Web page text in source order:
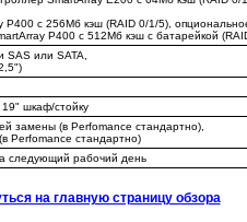
P400 с 256Мб кэш (RAID 0/1/5),
P400 с 512Мб кэш с батарейкой
SAS или SATA,
19" шкаф/стойку
замены (в Perfomance стандартно),
Perfomance стандартно)
следующий рабочий день
на главную страницу обзора